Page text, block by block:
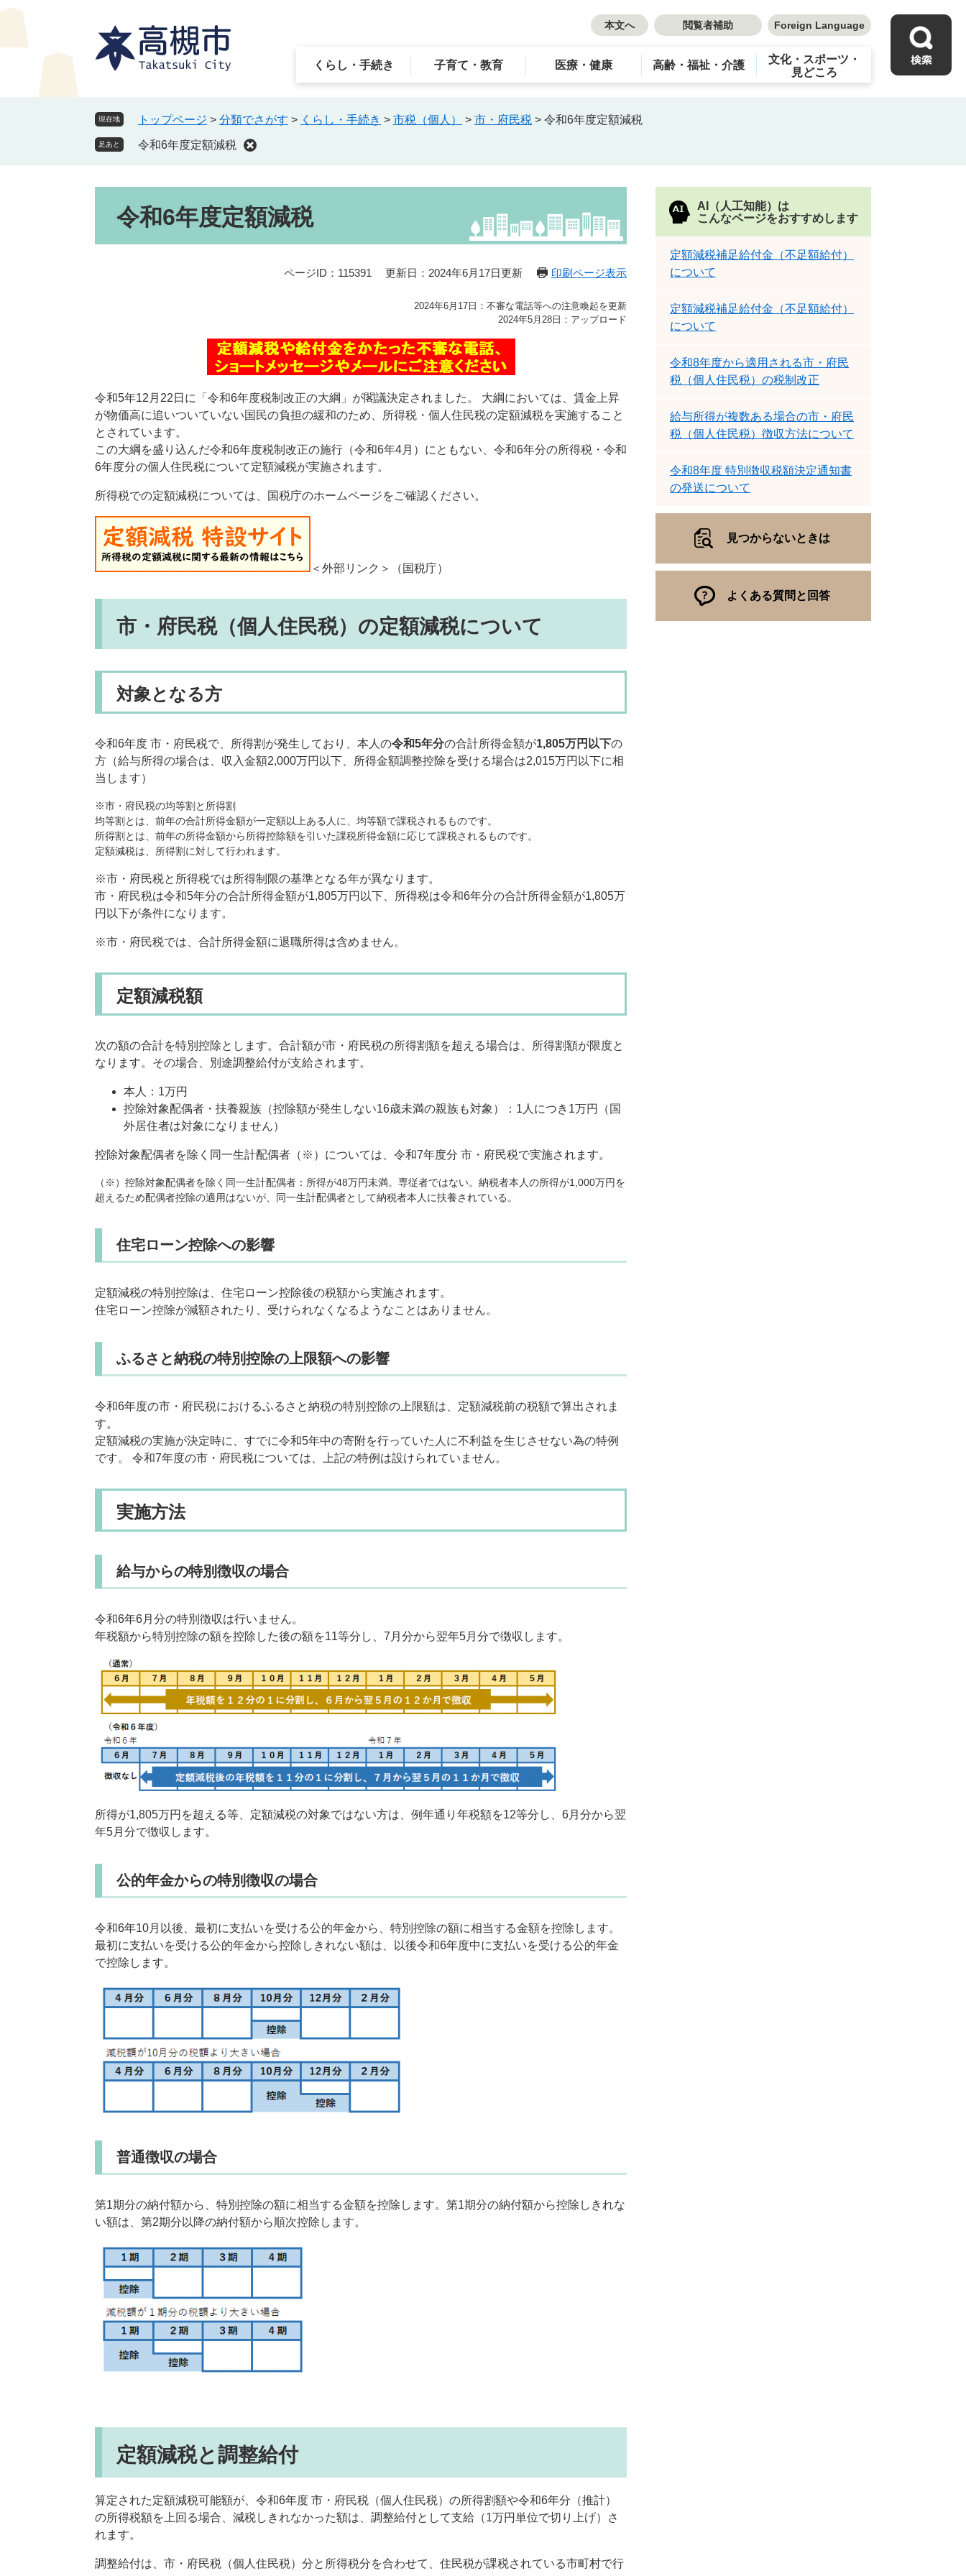
ペ
メ
本文へ 閲覧者補助 Foreign Language
くらし・手続き 子育て・教育 医療・健康 高齢・福祉・介護
文化・スポーツ・
見どころ
現在地 トップページ > 分類でさがす > くらし・手続き > 市税（個人） > 市・府民税 > 令和6年度定額減税
足あと 令和6年度定額減税
令和6年度定額減税
ページID：115391 更新日：2024年6月17日更新 印刷ページ表示
2024年6月17日：不審な電話等への注意喚起を更新
2024年5月28日：アップロード
令和5年12月22日に「令和6年度税制改正の大綱」が閣議決定されました。 大綱においては、賃金上昇
が物価高に追いついていない国民の負担の緩和のため、所得税・個人住民税の定額減税を実施すること
とされています。
この大綱を盛り込んだ令和6年度税制改正の施行（令和6年4月）にともない、令和6年分の所得税・令和
6年度分の個人住民税について定額減税が実施されます。
所得税での定額減税については、国税庁のホームページをご確認ください。
＜外部リンク＞ （国税庁）
市・府民税（個人住民税）の定額減税について
対象となる方
令和6年度 市・府民税で、所得割が発生しており、本人の令和5年分の合計所得金額が1,805万円以下の
方（給与所得の場合は、収入金額2,000万円以下、所得金額調整控除を受ける場合は2,015万円以下に相
当します）
※市・府民税の均等割と所得割
均等割とは、前年の合計所得金額が一定額以上ある人に、均等額で課税されるものです。
所得割とは、前年の所得金額から所得控除額を引いた課税所得金額に応じて課税されるものです。
定額減税は、所得割に対して行われます。
※市・府民税と所得税では所得制限の基準となる年が異なります。
市・府民税は令和5年分の合計所得金額が1,805万円以下、所得税は令和6年分の合計所得金額が1,805万
円以下が条件になります。
※市・府民税では、合計所得金額に退職所得は含めません。
定額減税額
次の額の合計を特別控除とします。合計額が市・府民税の所得割額を超える場合は、所得割額が限度と
なります。その場合、別途調整給付が支給されます。
本人：1万円
控除対象配偶者・扶養親族（控除額が発生しない16歳未満の親族も対象）：1人につき1万円（国
外居住者は対象になりません）
控除対象配偶者を除く同一生計配偶者（※）については、令和7年度分 市・府民税で実施されます。
（※）控除対象配偶者を除く同一生計配偶者：所得が48万円未満。専従者ではない。納税者本人の所得が1,000万円を
超えるため配偶者控除の適用はないが、同一生計配偶者として納税者本人に扶養されている。
住宅ローン控除への影響
定額減税の特別控除は、住宅ローン控除後の税額から実施されます。
住宅ローン控除が減額されたり、受けられなくなるようなことはありません。
ふるさと納税の特別控除の上限額への影響
令和6年度の市・府民税におけるふるさと納税の特別控除の上限額は、定額減税前の税額で算出されま
す。
定額減税の実施が決定時に、すでに令和5年中の寄附を行っていた人に不利益を生じさせない為の特例
です。 令和7年度の市・府民税については、上記の特例は設けられていません。
実施方法
給与からの特別徴収の場合
令和6年6月分の特別徴収は行いません。
年税額から特別控除の額を控除した後の額を11等分し、7月分から翌年5月分で徴収します。
所得が1,805万円を超える等、定額減税の対象ではない方は、例年通り年税額を12等分し、6月分から翌
年5月分で徴収します。
公的年金からの特別徴収の場合
令和6年10月以後、最初に支払いを受ける公的年金から、特別控除の額に相当する金額を控除します。
最初に支払いを受ける公的年金から控除しきれない額は、以後令和6年度中に支払いを受ける公的年金
で控除します。
普通徴収の場合
第1期分の納付額から、特別控除の額に相当する金額を控除します。第1期分の納付額から控除しきれな
い額は、第2期分以降の納付額から順次控除します。
定額減税と調整給付
算定された定額減税可能額が、令和6年度 市・府民税（個人住民税）の所得割額や令和6年分（推計）
の所得税額を上回る場合、減税しきれなかった額は、調整給付として支給（1万円単位で切り上げ）さ
れます。
調整給付は、市・府民税（個人住民税）分と所得税分を合わせて、住民税が課税されている市町村で行
AI（人工知能）は
こんなページをおすすめします
定額減税補足給付金（不足額給付）
について
定額減税補足給付金（不足額給付）
について
令和8年度から適用される市・府民
税（個人住民税）の税制改正
給与所得が複数ある場合の市・府民
税（個人住民税）徴収方法について
令和8年度 特別徴収税額決定通知書
の発送について
見つからないときは
よくある質問と回答